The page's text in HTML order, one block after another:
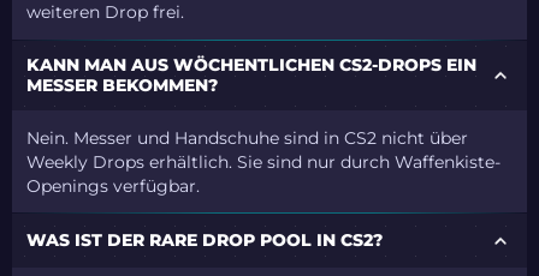
weiteren Drop frei.
KANN MAN AUS WÖCHENTLICHEN CS2-DROPS EIN
MESSER BEKOMMEN?
Nein. Messer und Handschuhe sind in CS2 nicht über
Weekly Drops erhältlich. Sie sind nur durch Waffenkiste-
Openings verfügbar.
WAS IST DER RARE DROP POOL IN CS2?